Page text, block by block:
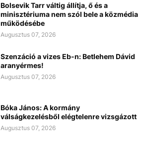
Bolsevik Tarr váltig állítja, ő és a
minisztériuma nem szól bele a közmédia
működésébe
Augusztus 07, 2026
Szenzáció a vizes Eb-n: Betlehem Dávid
aranyérmes!
Augusztus 07, 2026
Bóka János: A kormány
válságkezelésből elégtelenre vizsgázott
Augusztus 07, 2026